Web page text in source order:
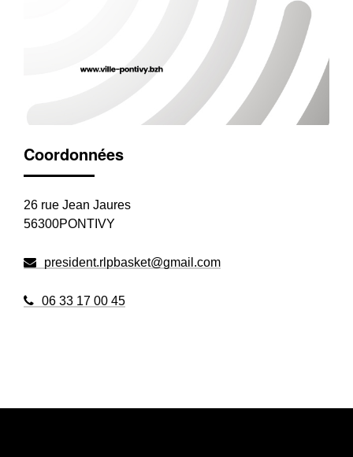
Coordonnées
26 rue Jean Jaures
56300PONTIVY
president.rlpbasket@gmail.com
06 33 17 00 45